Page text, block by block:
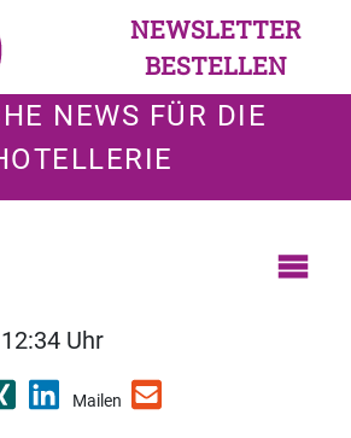
NEWSLETTER
BESTELLEN
NEWS FÜR DIE
Uhr
Mailen